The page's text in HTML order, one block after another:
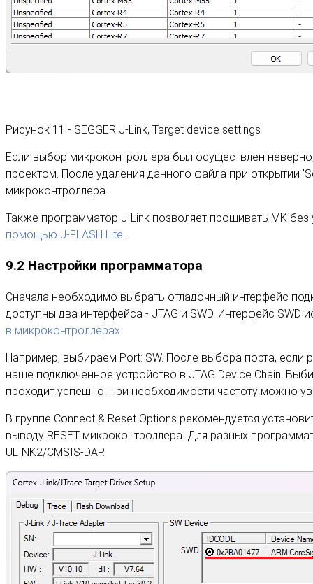
Рисунок 11 - SEGGER J-Link, Target device settings
Если выбор микроконтроллера был осуществлен
проектом. После удаления данного файла при открытии
микроконтроллера.
Также программатор J-Link позволяет прошивать МК
помощью J-FLASH Lite
9.2 Настройки программатора
Сначала необходимо выбрать отладочный интерфейс
доступны два интерфейса - JTAG и SWD. Интерфейс
в микроконтроллерах.
Например, выбираем Port: SW. После выбора порта, если
наше подключенное устройство в JTAG Device Chain.
проходит успешно. При необходимости частоту можно
В группе Connect & Reset Options рекомендуется
выводу RESET микроконтроллера. Для разных
ULINK2/CMSIS-DAP.